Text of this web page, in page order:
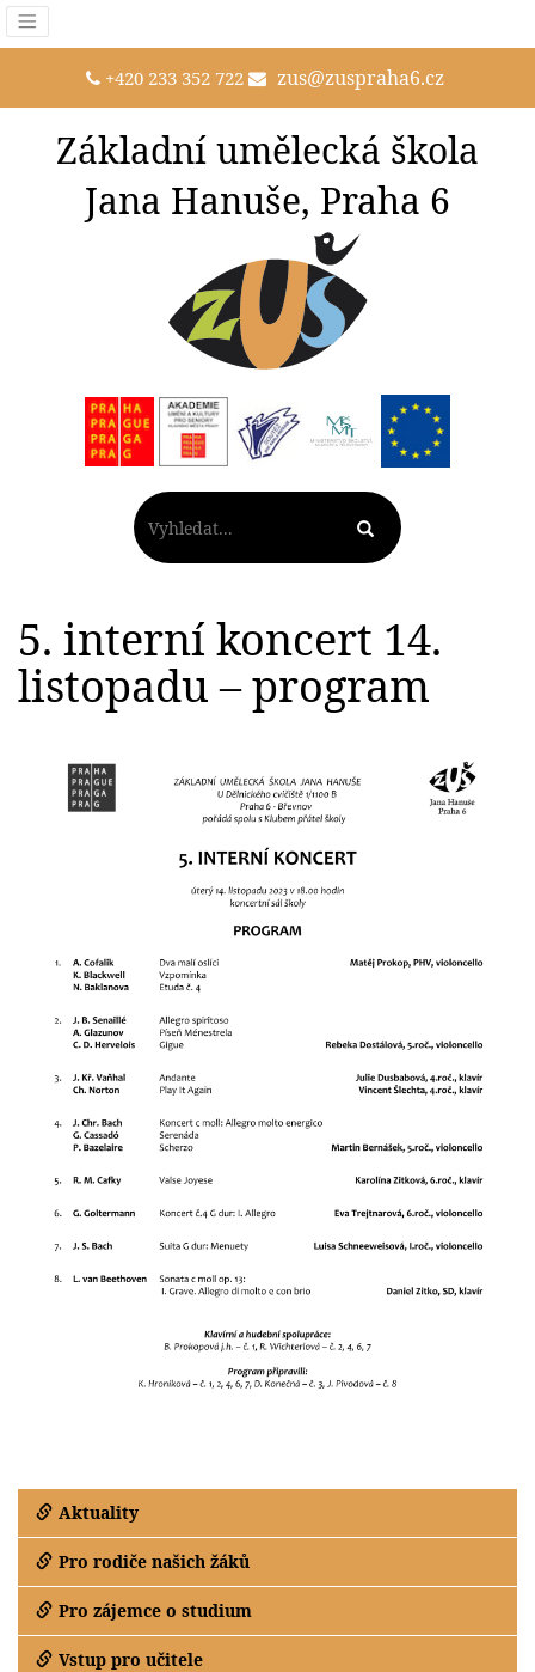
+420 233 352 722 zus@zuspraha6.cz
Základní umělecká škola
Jana Hanuše, Praha 6
Aktuality
Pro rodiče našich žáků
Pro zájemce o studium
Vstup pro učitele
5. interní koncert 14.
listopadu – program